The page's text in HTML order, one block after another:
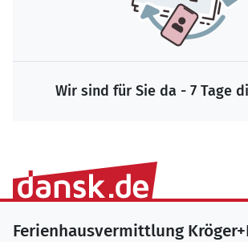
Wir sind für Sie da - 7 Tage
Ferienhausvermittlung